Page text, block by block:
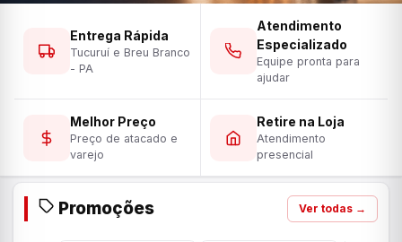
Entrega Rápida
Tucuruí e Breu Branco
- PA
Atendimento
Especializado
Equipe pronta para
ajudar
Melhor Preço
Preço de atacado e
varejo
Retire na Loja
Atendimento
presencial
Promoções Ver todas →